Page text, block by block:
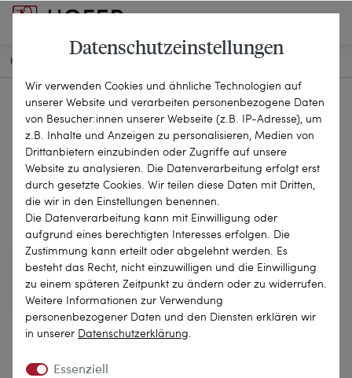
HOME BROSCHEN & NADELN
Datenschutzeinstellungen
Wir verwenden Cookies und ähnliche Technologien auf
unserer Website und verarbeiten personenbezogene Daten
von Besucher:innen unserer Webseite (z.B. IP-Adresse), um
z.B. Inhalte und Anzeigen zu personalisieren, Medien von
Drittanbietern einzubinden oder Zugriffe auf unsere
Website zu analysieren. Die Datenverarbeitung erfolgt erst
durch gesetzte Cookies. Wir teilen diese Daten mit Dritten,
die wir in den Einstellungen benennen.
Die Datenverarbeitung kann mit Einwilligung oder
aufgrund eines berechtigten Interesses erfolgen. Die
Zustimmung kann erteilt oder abgelehnt werden. Es
besteht das Recht, nicht einzuwilligen und die Einwilligung
zu einem späteren Zeitpunkt zu ändern oder zu widerrufen.
Weitere Informationen zur Verwendung
personenbezogener Daten und den Diensten erklären wir
in unserer Daten­schutz­erklärung.
Essenziell